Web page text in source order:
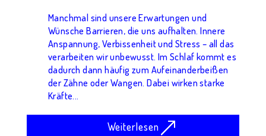
Manchmal sind unsere Erwartungen und
Wünsche Barrieren, die uns aufhalten. Innere
Anspannung, Verbissenheit und Stress – all das
verarbeiten wir unbewusst. Im Schlaf kommt es
dadurch dann häufig zum Aufeinanderbeißen
der Zähne oder Wangen. Dabei wirken starke
Kräfte...
Weiterlesen